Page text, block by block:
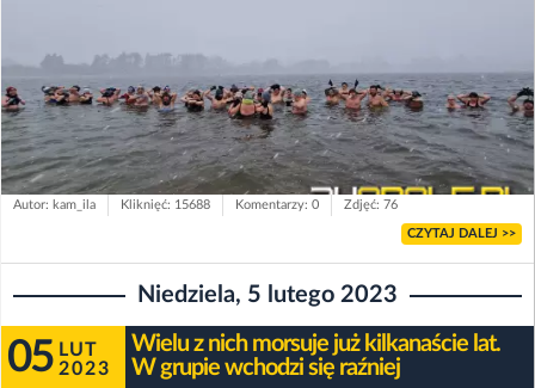
Autor: kam_ila Kliknięć: 15688 Komentarzy: 0 Zdjęć: 76
CZYTAJ DALEJ >>
Niedziela, 5 lutego 2023
05 LUT
2023
Wielu z nich morsuje już kilkanaście lat.
W grupie wchodzi się raźniej